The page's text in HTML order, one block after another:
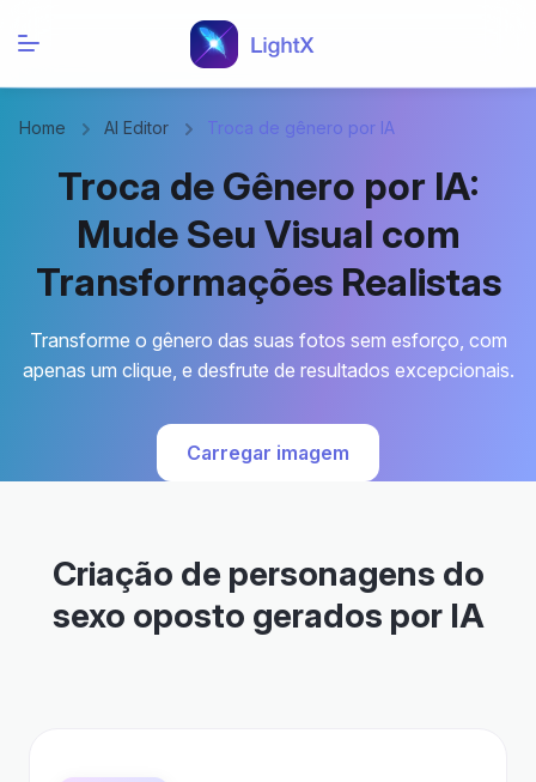
Home AI Editor Troca de gênero por IA
Troca de Gênero por IA:
Mude Seu Visual com
Transformações Realistas
Transforme o gênero das suas fotos sem esforço, com
apenas um clique, e desfrute de resultados excepcionais.
Carregar imagem
Criação de personagens do
sexo oposto gerados por IA